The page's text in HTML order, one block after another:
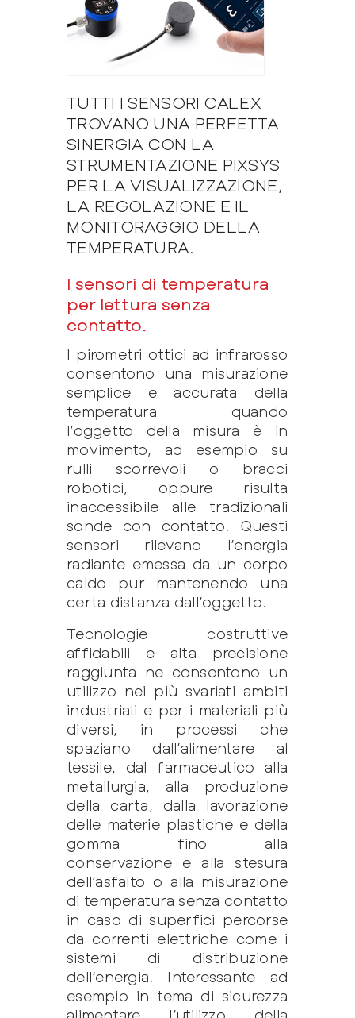
TUTTI I SENSORI CALEX
TROVANO UNA PERFETTA
SINERGIA CON LA
STRUMENTAZIONE PIXSYS
PER LA VISUALIZZAZIONE,
LA REGOLAZIONE E IL
MONITORAGGIO DELLA
TEMPERATURA.
I sensori di temperatura
per lettura senza
contatto.
I pirometri ottici ad infrarosso
consentono una misurazione
semplice e accurata della
temperatura quando
l’oggetto della misura è in
movimento, ad esempio su
rulli scorrevoli o bracci
robotici, oppure risulta
inaccessibile alle tradizionali
sonde con contatto. Questi
sensori rilevano l’energia
radiante emessa da un corpo
caldo pur mantenendo una
certa distanza dall’oggetto.
Tecnologie costruttive
affidabili e alta precisione
raggiunta ne consentono un
utilizzo nei più svariati ambiti
industriali e per i materiali più
diversi, in processi che
spaziano dall’alimentare al
tessile, dal farmaceutico alla
metallurgia, alla produzione
della carta, dalla lavorazione
delle materie plastiche e della
gomma fino alla
conservazione e alla stesura
dell’asfalto o alla misurazione
di temperatura senza contatto
in caso di superfici percorse
da correnti elettriche come i
sistemi di distribuzione
dell’energia. Interessante ad
esempio in tema di sicurezza
alimentare l’utilizzo della